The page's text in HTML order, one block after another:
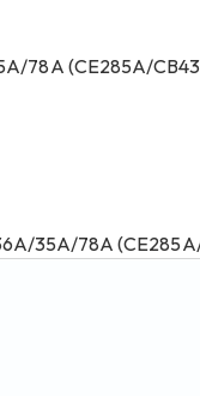
78A (CE285A/
35A/78A